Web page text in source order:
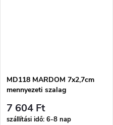
MD118 MARDOM 7x2,7cm
mennyezeti szalag
7 604 Ft
szállítási idő: 6-8 nap